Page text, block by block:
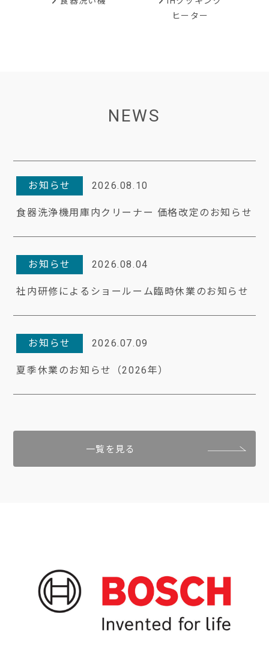
ヒーター
NEWS
お知らせ 2026.08.10
食器洗浄機用庫内クリーナー 価格改定のお知らせ
お知らせ 2026.08.04
社内研修によるショールーム臨時休業のお知らせ
お知らせ 2026.07.09
夏季休業のお知らせ（2026年）
一覧を見る